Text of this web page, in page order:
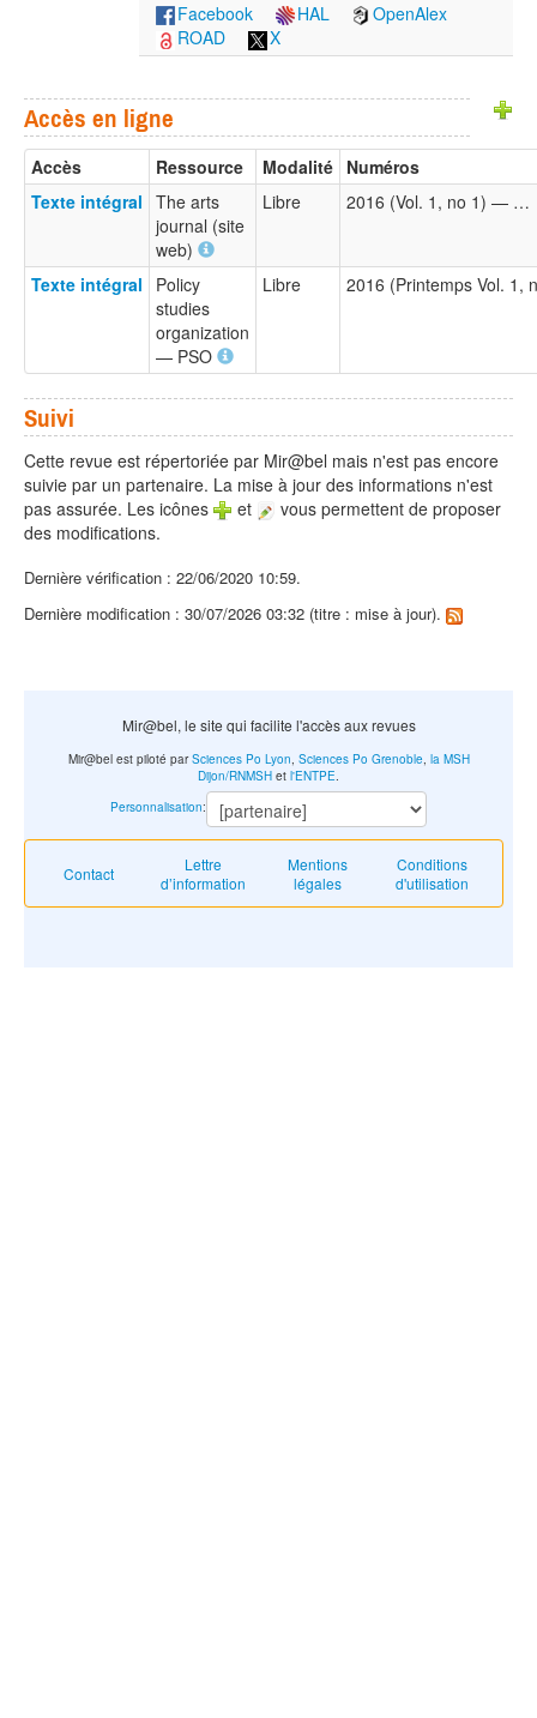
Facebook
HAL
OpenAlex
ROAD
X
Accès en ligne
Accès Ressource Modalité Numéros
Texte intégral The arts
journal (site
web)
Libre 2016 (Vol. 1, no 1) — …
Texte intégral
Policy
studies
organization
— PSO
Libre 2016 (Printemps Vol.
Suivi
Cette revue est répertoriée par Mir@bel mais n'est pas encore
suivie par un partenaire. La mise à jour des informations n'est
pas assurée. Les icônes
et
vous permettent de proposer
des modifications.
Dernière vérification : 22/06/2020 10:59.
Dernière modification : 30/07/2026 03:32 (titre : mise à jour).
Mir@bel, le site qui facilite l'accès aux revues
Contact
Lettre
d’information
Mentions
légales
Conditions
d'utilisation
Mir@bel est piloté parSciences Po Lyon, Sciences Po Grenoble, la MSH
Dijon/RNMSH et l'ENTPE.
Personnalisation: